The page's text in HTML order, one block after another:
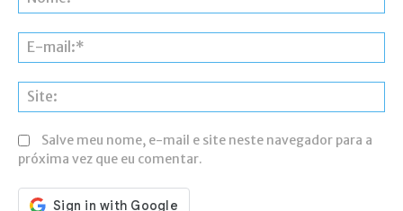
Salve meu nome, e-mail e site neste navegador para a
próxima vez que eu comentar.